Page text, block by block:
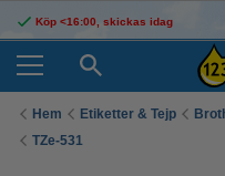
Köp <16:00, skickas idag
Hem Etiketter & Tejp
TZe-531